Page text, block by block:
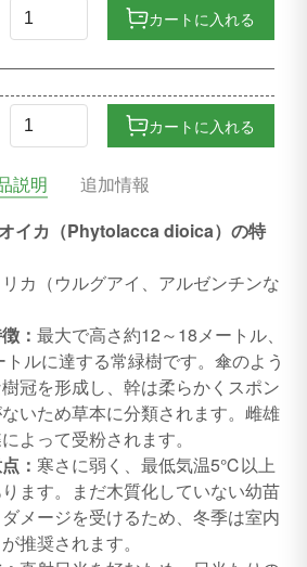
カートに入れる
カートに入れる
説明
追加情報
イカ（Phytolacca dioica）の特
カ（ウルグアイ、アルゼンチンな
： 最大で高さ約12～18メートル、
ルに達する常緑樹です。傘のよう
冠を形成し、幹は柔らかくスポン
いため草本に分類されます。雌雄
よって受粉されます。
： 寒さに弱く、最低気温5℃以上
ます。まだ木質化していない幼苗
メージを受けるため、冬季は室内
推奨されます。